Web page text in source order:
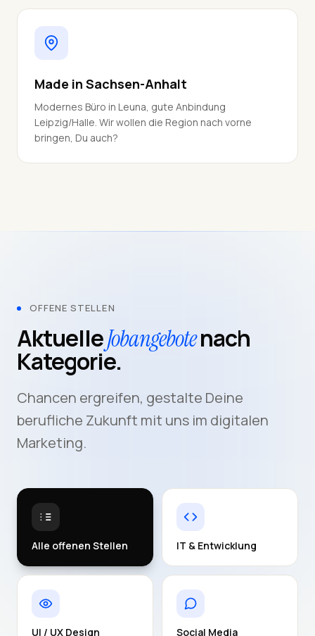
Made in Sachsen-Anhalt
Modernes Büro in Leuna, gute Anbindung
Leipzig/Halle. Wir wollen die Region nach vorne
bringen, Du auch?
OFFENE STELLEN
AktuelleJobangebotenach
Kategorie.
Chancen ergreifen, gestalte Deine
berufliche Zukunft mit uns im digitalen
Marketing.
Alle offenen Stellen IT & Entwicklung
UI / UX Design Social Media